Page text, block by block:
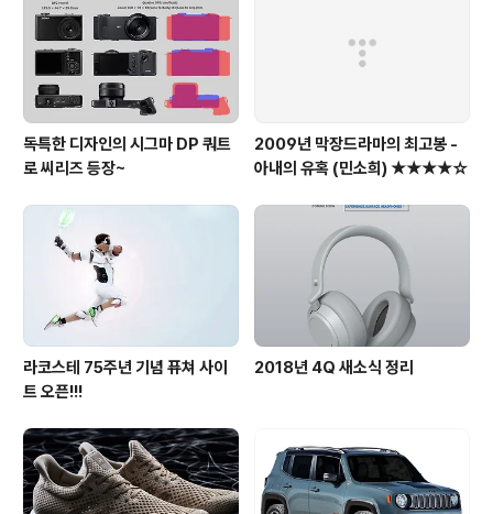
독특한 디자인의 시그마 DP 쿼트
로 씨리즈 등장~
2009년 막장드라마의 최고봉 -
아내의 유혹 (민소희) ★★★★☆
라코스테 75주년 기념 퓨쳐 사이
트 오픈!!!
2018년 4Q 새소식 정리